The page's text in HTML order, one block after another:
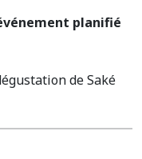
planifié
de Saké